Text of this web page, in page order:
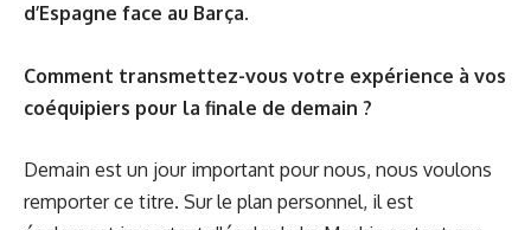
d’Espagne face au Barça.
Comment transmettez-vous votre expérience à vos
coéquipiers pour la finale de demain ?
Demain est un jour important pour nous, nous voulons
remporter ce titre. Sur le plan personnel, il est